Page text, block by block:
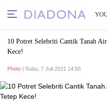
10 Potret Selebriti Cantik Tanah
Kece!
Photo | Rabu, 7 Juli 2021 14:55